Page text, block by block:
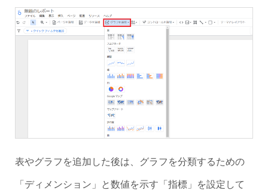
表やグラフを追加した後は、グラフを分類するための
「ディメンション」と数値を示す「指標」を設定して